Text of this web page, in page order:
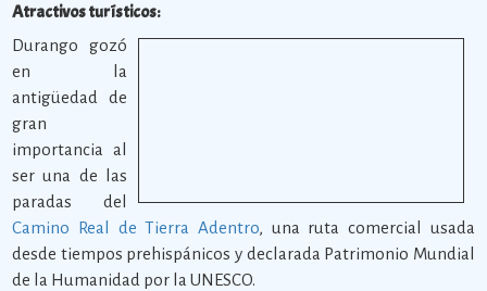
Atractivos turísticos:
Durango gozó
en la
antigüedad de
gran
importancia al
ser una de las
paradas del
Camino Real de Tierra Adentro, una ruta comercial usada
desde tiempos prehispánicos y declarada Patrimonio Mundial
de la Humanidad por la UNESCO.